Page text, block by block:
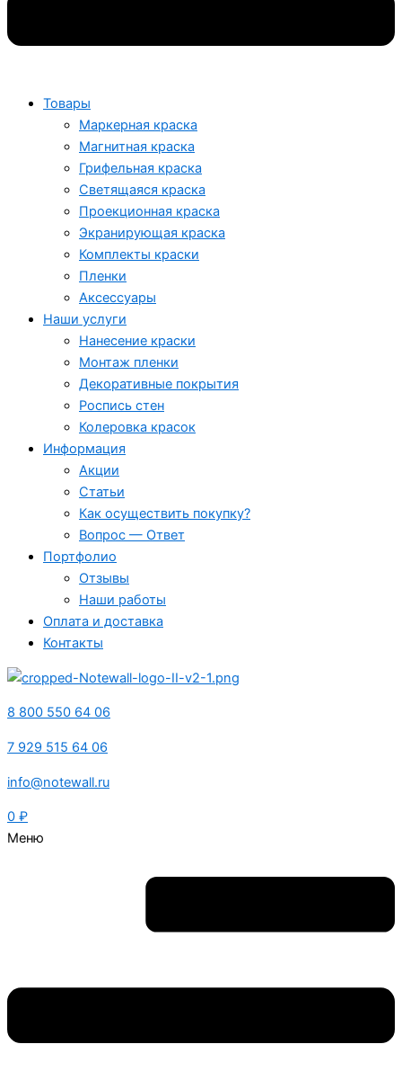
Товары
Маркерная краска
Магнитная краска
Грифельная краска
Светящаяся краска
Проекционная краска
Экранирующая краска
Комплекты краски
Пленки
Аксессуары
Наши услуги
Нанесение краски
Монтаж пленки
Декоративные покрытия
Роспись стен
Колеровка красок
Информация
Акции
Статьи
Как осуществить покупку?
Вопрос — Ответ
Портфолио
Отзывы
Наши работы
Оплата и доставка
Контакты
8 800 550 64 06
7 929 515 64 06
info@notewall.ru
0 ₽
Меню